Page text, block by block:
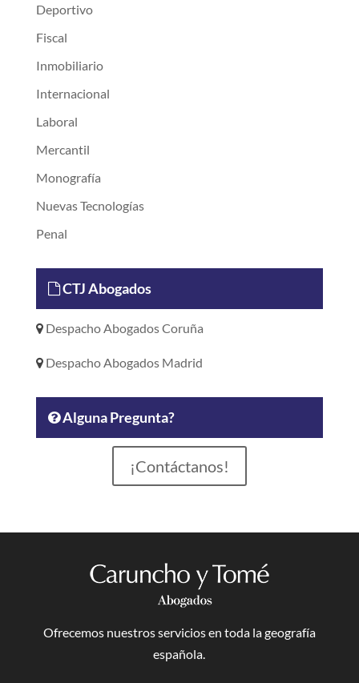
Deportivo
Fiscal
Inmobiliario
Internacional
Laboral
Mercantil
Monografía
Nuevas Tecnologías
Penal
CTJ Abogados
Despacho Abogados Coruña
Despacho Abogados Madrid
Alguna Pregunta?
¡Contáctanos!
Ofrecemos nuestros servicios en toda la geografía
española.